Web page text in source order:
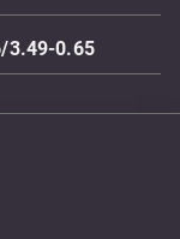
3.49-0.65